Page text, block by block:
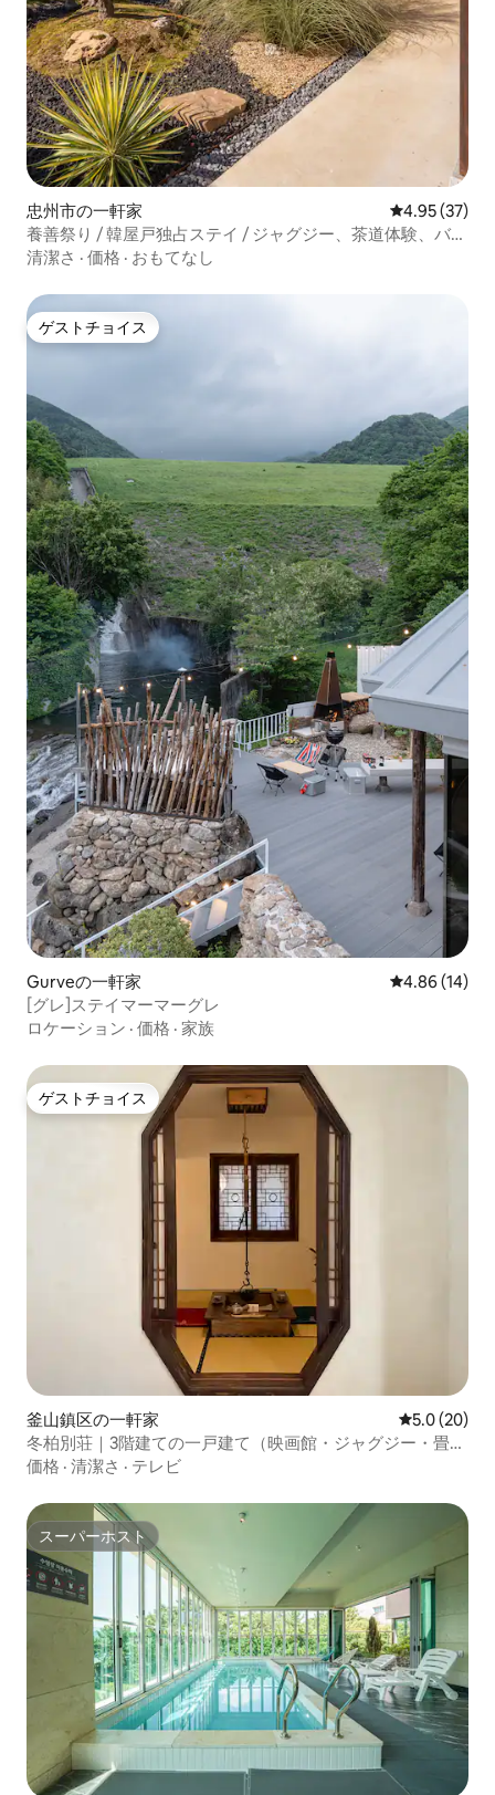
忠州市の一軒家 レビュー37
4.95 (37)
養善祭り / 韓屋戸独占ステイ / ジャグジー、茶道体験、バー
ベキュー
清潔さ · 価格 · おもてなし
ゲストチョイス
ゲストチョイス
Gurveの一軒家 レビュー14
4.86 (14)
[グレ]ステイマーマーグレ
ロケーション · 価格 · 家族
ゲストチョイス
ゲストチョイス
釜山鎮区の一軒家 レビュー20
5.0 (20)
冬柏別荘｜3階建ての一戸建て（映画館・ジャグジー・畳の
部屋）
価格 · 清潔さ · テレビ
スーパーホスト
スーパーホスト